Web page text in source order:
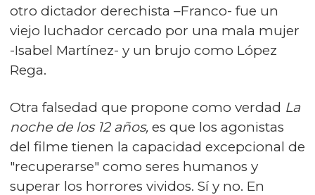
otro dictador derechista –Franco- fue un
viejo luchador cercado por una mala mujer
-Isabel Martínez- y un brujo como López
Rega.
Otra falsedad que propone como verdad La
noche de los 12 años, es que los agonistas
del filme tienen la capacidad excepcional de
"recuperarse" como seres humanos y
superar los horrores vividos. Sí y no. En